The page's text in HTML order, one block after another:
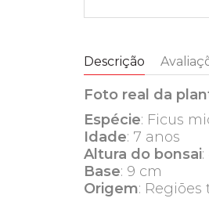
Descrição
Foto real da
Espécie: Ficus
Idade: 7 anos
Altura do bonsai
Base: 9 cm
Origem: Regiões